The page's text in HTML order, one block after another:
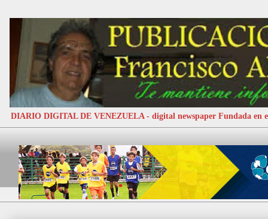
DIARIO DIGITAL DE VENEZUELA - digital newspaper Fundada en